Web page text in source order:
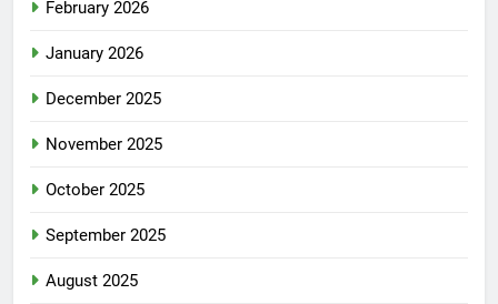
February 2026
January 2026
December 2025
November 2025
October 2025
September 2025
August 2025